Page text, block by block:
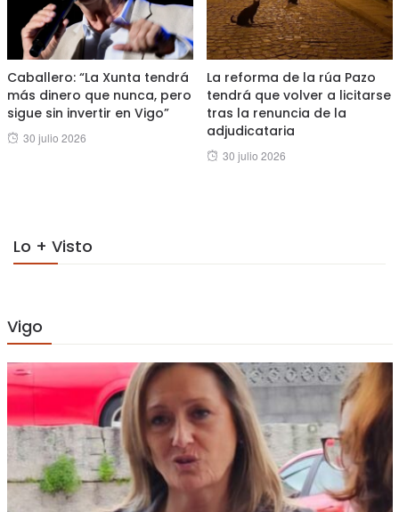
Caballero: “La Xunta tendrá
más dinero que nunca, pero
sigue sin invertir en Vigo”
Posted
30 julio 2026
La reforma de la rúa Pazo
tendrá que volver a licitarse
tras la renuncia de la
adjudicataria
Posted
30 julio 2026
Lo + Visto
Vigo